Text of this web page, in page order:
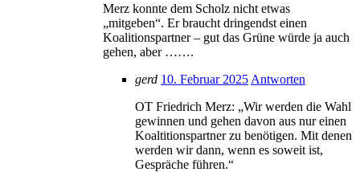
Merz konnte dem Scholz nicht etwas
„mitgeben“. Er braucht dringendst einen
Koalitionspartner – gut das Grüne würde ja auch
gehen, aber …….
gerd 10. Februar 2025 Antworten
OT Friedrich Merz: „Wir werden die Wahl
gewinnen und gehen davon aus nur einen
Koaltitionspartner zu benötigen. Mit denen
werden wir dann, wenn es soweit ist,
Gespräche führen.“